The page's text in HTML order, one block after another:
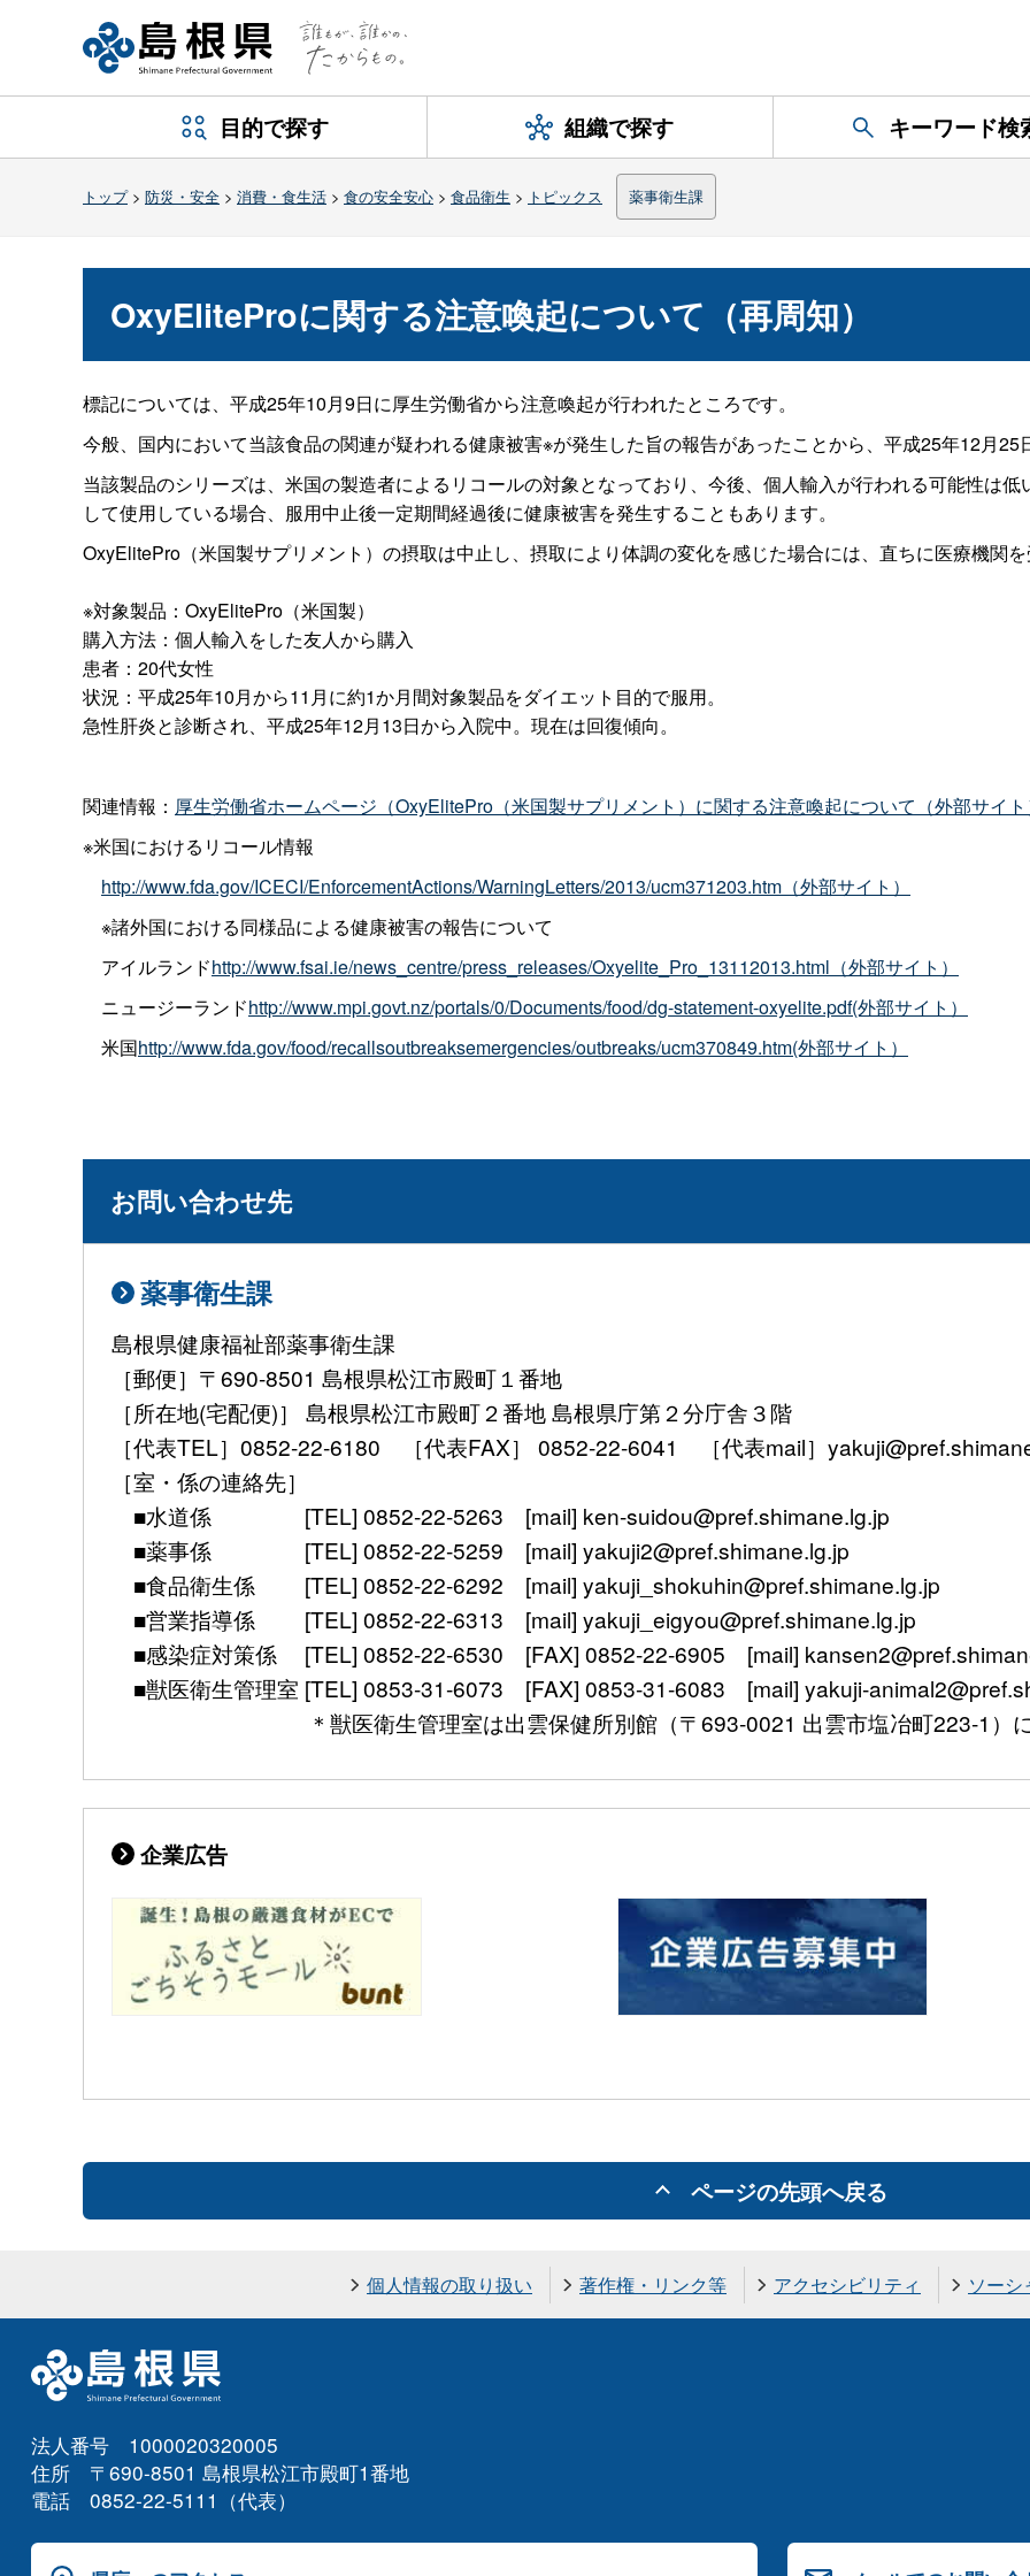
目的で探す 組織で探す キーワード検
トップ> 防災・安全 > 消費・食生活 > 食の安全安心 > 食品衛生 > トピックス 薬事衛生課
OxyEliteProに関する注意喚起について（再周知）
標記については、平成25年10月9日に厚生労働省から注意喚起が行われたところです。
今般、国内において当該食品の関連が疑われる健康被害※が発生した旨の報告があったことから、平成25年12月
当該製品のシリーズは、米国の製造者によるリコールの対象となっており、今後、個人輸入が行われる可能性は
して使用している場合、服用中止後一定期間経過後に健康被害を発生することもあります。
OxyElitePro（米国製サプリメント）の摂取は中止し、摂取により体調の変化を感じた場合には、直ちに医療機関
※対象製品：OxyElitePro（米国製）
購入方法：個人輸入をした友人から購入
患者：20代女性
状況：平成25年10月から11月に約1か月間対象製品をダイエット目的で服用。
急性肝炎と診断され、平成25年12月13日から入院中。現在は回復傾向。
関連情報： 厚生労働省ホームページ（OxyElitePro（米国製サプリメント）に関する注意喚起について（外部サイ
※米国におけるリコール情報
http://www.fda.gov/ICECI/EnforcementActions/WarningLetters/2013/ucm371203.htm（外部サイト）
※諸外国における同様品による健康被害の報告について
アイルランドhttp://www.fsai.ie/news_centre/press_releases/Oxyelite_Pro_13112013.html（外部サイト）
ニュージーランドhttp://www.mpi.govt.nz/portals/0/Documents/food/dg-statement-oxyelite.pdf(外部サイト）
米国http://www.fda.gov/food/recallsoutbreaksemergencies/outbreaks/ucm370849.htm(外部サイト）
お問い合わせ先
薬事衛生課
島根県健康福祉部薬事衛生課
［郵便］〒690-8501 島根県松江市殿町１番地
［所在地(宅配便)］ 島根県松江市殿町２番地 島根県庁第２分庁舎３階
［代表TEL］0852-22-6180 ［代表FAX］ 0852-22-6041 ［代表mail］
［室・係の連絡先］
■水道係 [TEL] 0852-22-5263 [mail] ken-suidou@pref.shimane.lg.jp
■薬事係 [TEL] 0852-22-5259 [mail] yakuji2@pref.shimane.lg.jp
■食品衛生係 [TEL] 0852-22-6292 [mail] yakuji_shokuhin@pref.shimane.lg.jp
■営業指導係 [TEL] 0852-22-6313 [mail] yakuji_eigyou@pref.shimane.lg.jp
■感染症対策係 [TEL] 0852-22-6530 [FAX] 0852-22-6905 [mail]
■獣医衛生管理室 [TEL] 0853-31-6073 [FAX] 0853-31-6083 [mail] yakuji-
＊獣医衛生管理室は出雲保健所別館（〒693-0021 出雲市塩冶町223-1）に
企業広告
ページの先頭へ戻る
個人情報の取り扱い 著作権・リンク等 アクセシビリティ ソー
法人番号 1000020320005
住所 〒690-8501 島根県松江市殿町1番地
電話 0852-22-5111（代表）